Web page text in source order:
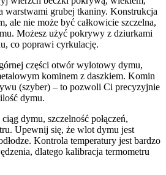
warstwami grubej tkaniny. Konstrukcja
ale nie może być całkowicie szczelna,
Możesz użyć pokrywy z dziurkami
co poprawi cyrkulację.
części otwór wylotowy dymu,
kominem z daszkiem. Komin
(szyber) – to pozwoli Ci precyzyjnie
dymu.
dymu, szczelność połączeń,
Upewnij się, że wlot dymu jest
Kontrola temperatury jest bardzo
dlatego kalibracja termometru